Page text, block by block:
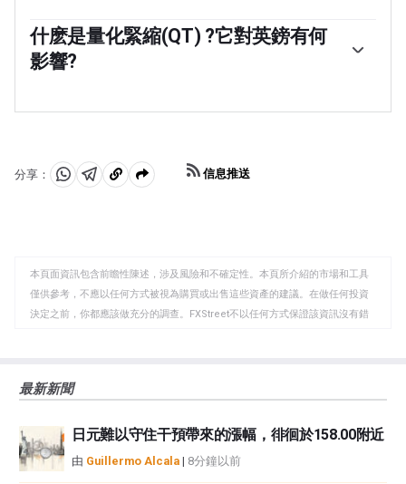
企業將貸款用於投資於促進增長的項目——這對英鎊不利。
的政策。量化寬松是英國央行在陷入困境的金融體系中大
幅增加信貸流動的過程。當降低利率無法達到必要效果
時，量化寬松是最後的手段。量化寬松的過程包括，英國
什麽是量化緊縮(QT) ?它對英鎊有何
影響?
上升時實施。在量化寬松中，英格蘭銀行(BoE)從金融機構
再投資。這通常對英鎊有利。
分享：
分 分 複
板
信息推送
本頁面資訊包含前瞻性陳述，涉及風險和不確定性。本頁所介紹的市場和工具
僅供參考，不應以任何方式被視為購買或出售這些資產的建議。在做任何投資
決定之前，你都應該做充分的調查。FXStreet不以任何方式保證該資訊沒有錯
觀點，並不代表FXStreet或其廣告商的官方政策或立場。作者不對本頁連結的
如果文章正文中沒有明確提到，在撰寫本文時，作者在本文中提到的任何股票
中都沒有頭寸，也沒有與文中提到的任何公司有業務關係。除了FXStreet，作
者沒有收到撰寫這篇文章的報酬。
最新新聞
日元難以守住干預帶來的漲幅，徘徊於158.00附近
由 Guillermo Alcala | 8分鐘以前